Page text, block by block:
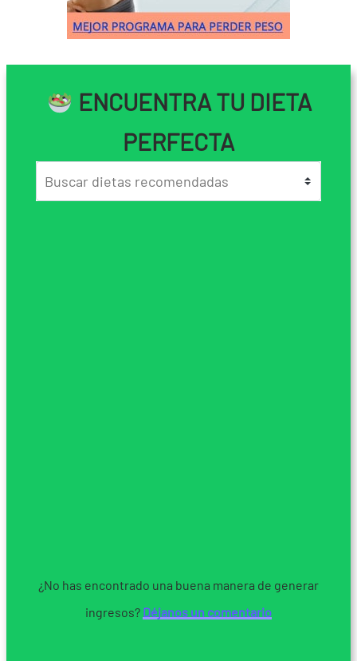
ENCUENTRA TU DIETA
PERFECTA
¿No has encontrado una buena manera de generar
ingresos? Déjanos un comentario